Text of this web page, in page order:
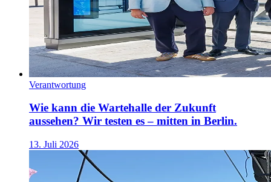
Verantwortung
Wie kann die Wartehalle der Zukunft
aussehen? Wir testen es – mitten in Berlin.
13. Juli 2026